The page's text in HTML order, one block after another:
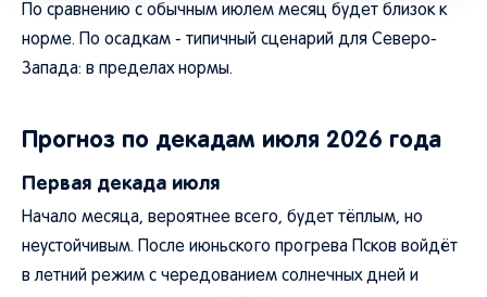
По сравнению с обычным июлем месяц будет близок к
норме. По осадкам - типичный сценарий для Северо-
Запада: в пределах нормы.
Прогноз по декадам июля 2026 года
Первая декада июля
Начало месяца, вероятнее всего, будет тёплым, но
неустойчивым. После июньского прогрева Псков войдёт
в летний режим с чередованием солнечных дней и